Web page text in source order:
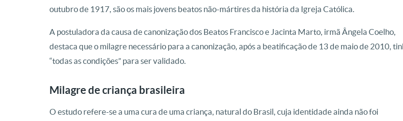
outubro de 1917, são os mais jovens beatos não-mártires da história da Igreja Católica.
A postuladora da causa de canonização dos Beatos Francisco e Jacinta Marto, irmã Ângela Coelho,
destaca que o milagre necessário para a canonização, após a beatificação de 13 de maio de 2010,
“todas as condições” para ser validado.
Milagre de criança brasileira
O estudo refere-se a uma cura de uma criança, natural do Brasil, cuja identidade ainda não foi